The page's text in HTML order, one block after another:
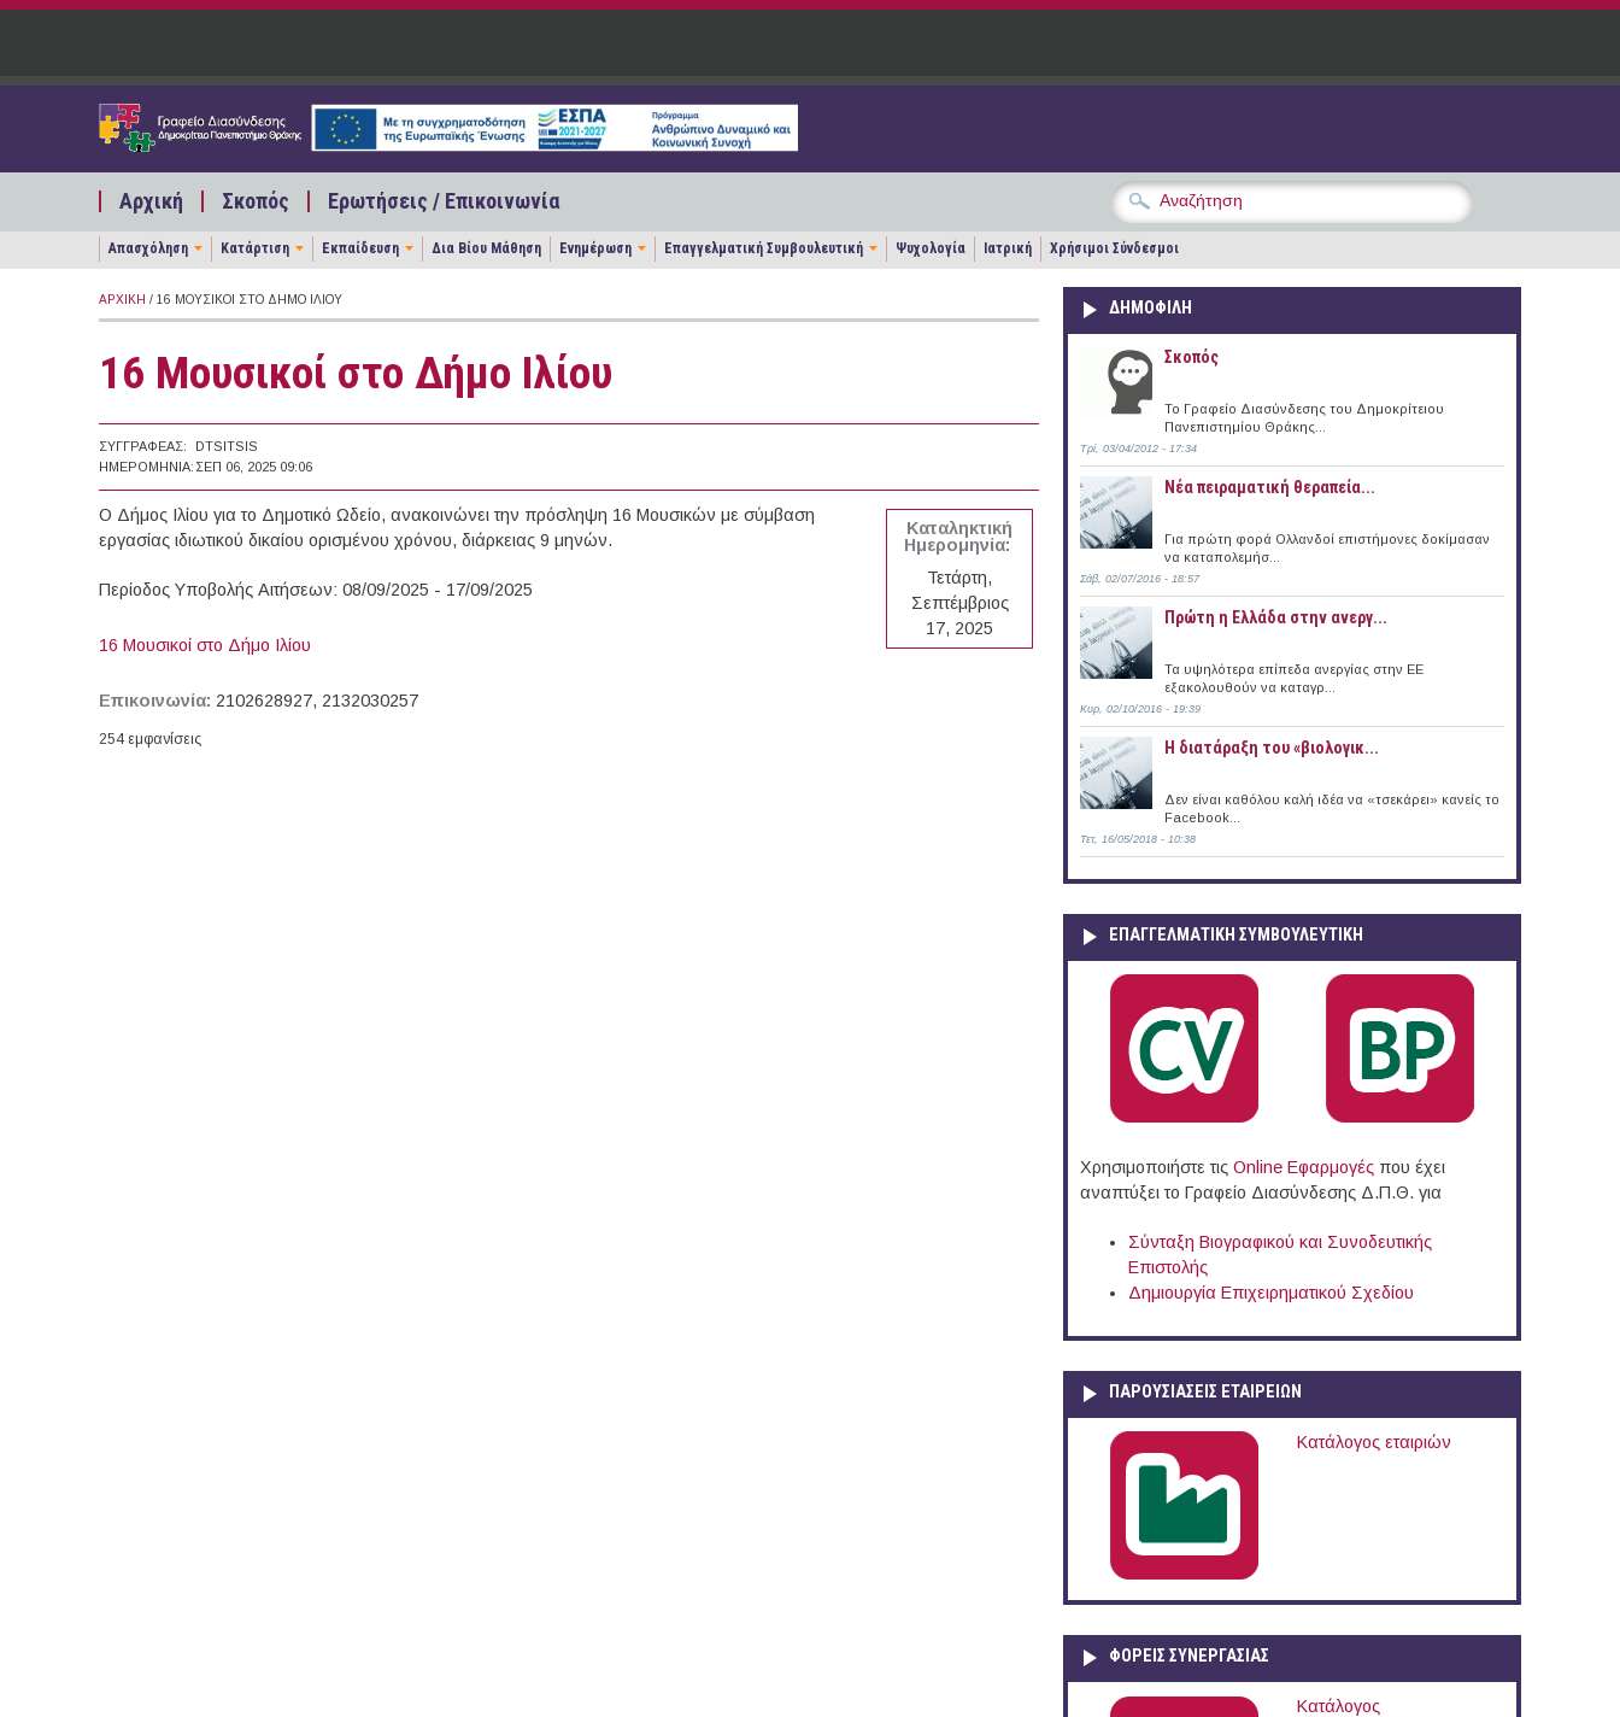
Παράκαμψη προς το κυρίως περιεχόμενο
Αρχική Σκοπός Ερωτήσεις / Επικοινωνία
Απασχόληση Κατάρτιση Εκπαίδευση Δια Βίου Μάθηση Ενημέρωση Επαγγελματική Συμβουλευτική Ψυχολογία Ιατρική Χρήσιμοι Σύνδεσμοι
ΑΡΧΙΚΉ / 16 ΜΟΥΣΙΚΟΊ ΣΤΟ ΔΉΜΟ ΙΛΊΟΥ
16 Μουσικοί στο Δήμο Ιλίου
ΣΥΓΓΡΑΦΈΑΣ:
DTSITSIS
ΗΜΕΡΟΜΗΝΊΑ: ΣΕΠ 06, 2025 09:06
Καταληκτική
Ημερομηνία:
Τετάρτη,
Σεπτέμβριος
17, 2025
Ο Δήμος Ιλίου για το Δημοτικό Ωδείο, ανακοινώνει την πρόσληψη 16 Μουσικών με σύμβαση
εργασίας ιδιωτικού δικαίου ορισμένου χρόνου, διάρκειας 9 μηνών.
Περίοδος Υποβολής Αιτήσεων: 08/09/2025 - 17/09/2025
16 Μουσικοί στο Δήμο Ιλίου
Επικοινωνία: 2102628927, 2132030257
254 εμφανίσεις
ΔΗΜΟΦΙΛΗ
Σκοπός
Το Γραφείο Διασύνδεσης του Δημοκρίτειου
Πανεπιστημίου Θράκης...
Τρί, 03/04/2012 - 17:34
Νέα πειραματική θεραπεία...
Για πρώτη φορά Ολλανδοί επιστήμονες δοκίμασαν
να καταπολεμήσ...
Σάβ, 02/07/2016 - 18:57
Πρώτη η Ελλάδα στην ανεργ...
Τα υψηλότερα επίπεδα ανεργίας στην ΕΕ
εξακολουθούν να καταγρ...
Κυρ, 02/10/2016 - 19:39
Η διατάραξη του «βιολογικ...
Δεν είναι καθόλου καλή ιδέα να «τσεκάρει» κανείς το
Facebook...
Τετ, 16/05/2018 - 10:38
ΕΠΑΓΓΕΛΜΑΤΙΚΉ ΣΥΜΒΟΥΛΕΥΤΙΚΉ
Χρησιμοποιήστε τις Online Eφαρμογές που έχει
αναπτύξει το Γραφείο Διασύνδεσης Δ.Π.Θ. για
Σύνταξη Βιογραφικού και Συνοδευτικής
Επιστολής
Δημιουργία Επιχειρηματικού Σχεδίου
ΠΑΡΟΥΣΙΆΣΕΙΣ ΕΤΑΙΡΕΙΏΝ
Κατάλογος εταιριών
ΦΟΡΕΙΣ ΣΥΝΕΡΓΑΣΙΑΣ
Κατάλογος